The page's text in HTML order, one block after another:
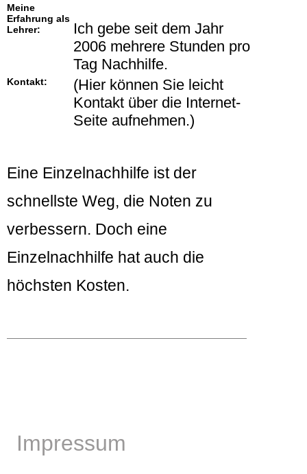
Meine
Erfahrung als
Lehrer:
Ich gebe seit dem Jahr
2006 mehrere Stunden pro
Tag Nachhilfe.
Kontakt:
(Hier können Sie leicht
Kontakt über die Internet-
Seite aufnehmen.)
Eine Einzelnachhilfe ist der
schnellste Weg, die Noten zu
verbessern. Doch eine
Einzelnachhilfe hat auch die
höchsten Kosten.
Impressum